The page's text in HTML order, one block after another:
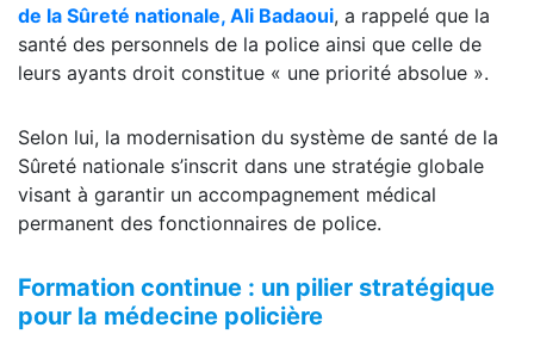
de la Sûreté nationale, Ali Badaoui, a rappelé que la
santé des personnels de la police ainsi que celle de
leurs ayants droit constitue « une priorité absolue ».
Selon lui, la modernisation du système de santé de la
Sûreté nationale s’inscrit dans une stratégie globale
visant à garantir un accompagnement médical
permanent des fonctionnaires de police.
Formation continue : un pilier stratégique
pour la médecine policière